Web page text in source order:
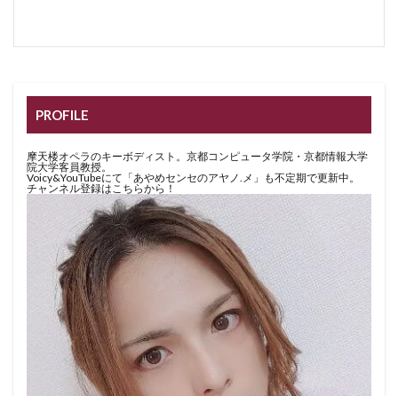
PROFILE
摩天楼オペラのキーボディスト。京都コンピュータ学院・京都情報大学
院大学客員教授。
Voicy&YouTubeにて「あやめセンセのアヤノ.メ」も不定期で更新中。
チャンネル登録はこちらから！